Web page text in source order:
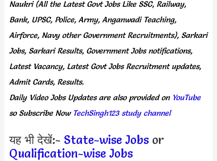
Naukri (All the Latest Govt Jobs Like SSC, Railway,
Bank, UPSC, Police, Army, Anganwadi Teaching,
Airforce, Navy other Government Recruitments), Sarkari
Jobs, Sarkari Results, Government Jobs notifications,
Latest Vacancy, Latest Govt Jobs Recruitment updates,
Admit Cards, Results.
Daily Video Jobs Updates are also provided onYouTube
so Subscribe Now TechSingh123 study channel
यह भी देखें:- State-wise Jobs or
Qualification-wise Jobs